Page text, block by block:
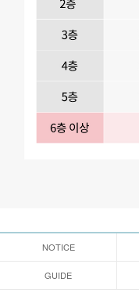
NOTICE
GUIDE